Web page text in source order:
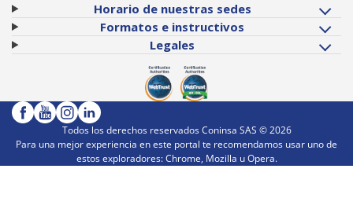
Horario de nuestras sedes
Formatos e instructivos
Legales
Todos los derechos reservados Coninsa SAS ©2026
Para una mejor experiencia en este portal te recomendamos usar uno de
estos exploradores: Chrome, Mozilla u Opera.